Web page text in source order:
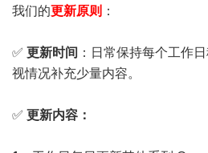
我们的更新原则 ：
✅ 更新时间 ：日常保持每个工作
视情况补充少量内容。
✅ 更新内容：